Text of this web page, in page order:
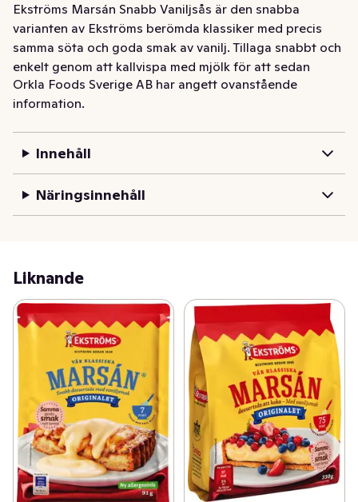
Ekströms Marsán Snabb Vaniljsås är den snabba
varianten av Ekströms berömda klassiker med precis
samma söta och goda smak av vanilj. Tillaga snabbt och
enkelt genom att kallvispa med mjölk för att sedan
servera tillsammans med din favoritkaka.
Orkla Foods Sverige AB har angett ovanstående
information.
Innehåll
Näringsinnehåll
Liknande